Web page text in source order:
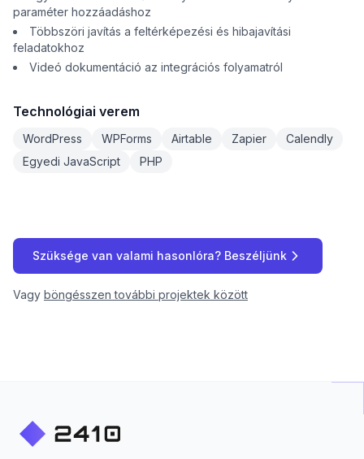
paraméter hozzáadáshoz
Többszöri javítás a feltérképezési és hibajavítási
feladatokhoz
Videó dokumentáció az integrációs folyamatról
Technológiai verem
WordPress WPForms Airtable Zapier
Calendly
Egyedi JavaScript
PHP
Szüksége van valami hasonlóra? Beszéljünk
Vagy böngésszen további projektek között